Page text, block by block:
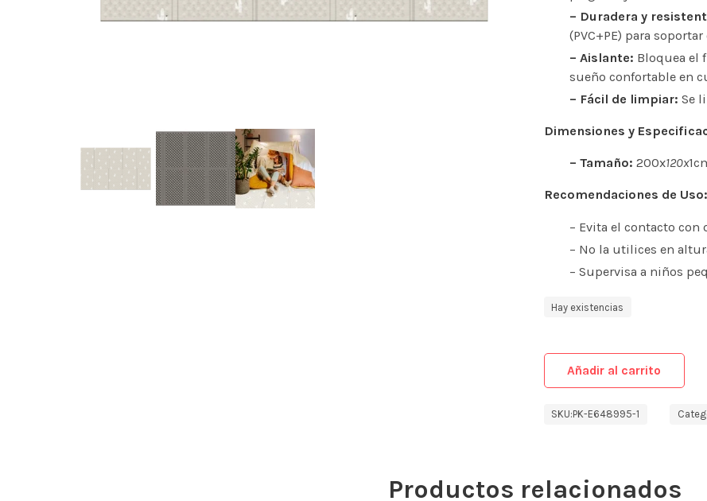
– Duradera y
(PVC+PE) para
– Aislante: Bloquea el
sueño confortable en
– Fácil de limpiar: Se
Dimensiones y
– Tamaño: 200x120x
Recomendaciones de Uso:
– Evita el contacto con
– No la utilices en
– Supervisa a niños
Hay existencias
Añadir al carrito
SKU:PK-E648995-1
Productos relacionados